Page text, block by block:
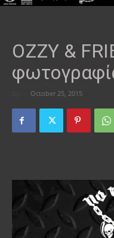
ΟΖΖΥ &
October 25, 2015